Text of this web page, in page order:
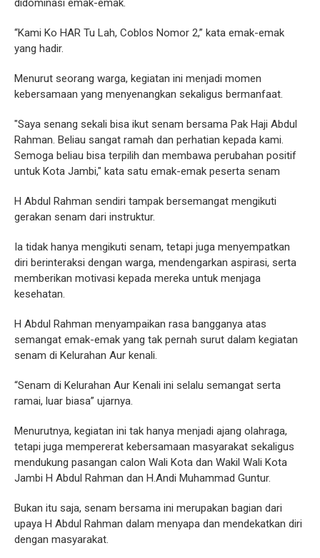
didominasi emak-emak.
“Kami Ko HAR Tu Lah, Coblos Nomor 2,” kata emak-emak
yang hadir.
Menurut seorang warga, kegiatan ini menjadi momen
kebersamaan yang menyenangkan sekaligus bermanfaat.
"Saya senang sekali bisa ikut senam bersama Pak Haji Abdul
Rahman. Beliau sangat ramah dan perhatian kepada kami.
Semoga beliau bisa terpilih dan membawa perubahan positif
untuk Kota Jambi," kata satu emak-emak peserta senam
H Abdul Rahman sendiri tampak bersemangat mengikuti
gerakan senam dari instruktur.
Ia tidak hanya mengikuti senam, tetapi juga menyempatkan
diri berinteraksi dengan warga, mendengarkan aspirasi, serta
memberikan motivasi kepada mereka untuk menjaga
kesehatan.
H Abdul Rahman menyampaikan rasa bangganya atas
semangat emak-emak yang tak pernah surut dalam kegiatan
senam di Kelurahan Aur kenali.
“Senam di Kelurahan Aur Kenali ini selalu semangat serta
ramai, luar biasa” ujarnya.
Menurutnya, kegiatan ini tak hanya menjadi ajang olahraga,
tetapi juga mempererat kebersamaan masyarakat sekaligus
mendukung pasangan calon Wali Kota dan Wakil Wali Kota
Jambi H Abdul Rahman dan H.Andi Muhammad Guntur.
Bukan itu saja, senam bersama ini merupakan bagian dari
upaya H Abdul Rahman dalam menyapa dan mendekatkan diri
dengan masyarakat.